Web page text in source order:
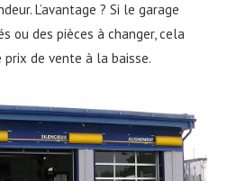
L’avantage ? Si le garage
ou des pièces à changer, cela
de vente à la baisse.